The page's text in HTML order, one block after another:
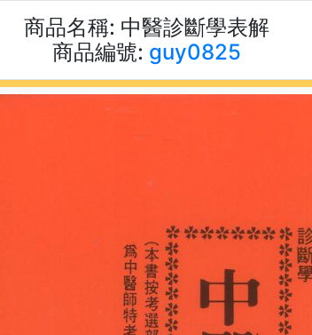
商品名稱: 中醫診斷學表解
商品編號: guy0825